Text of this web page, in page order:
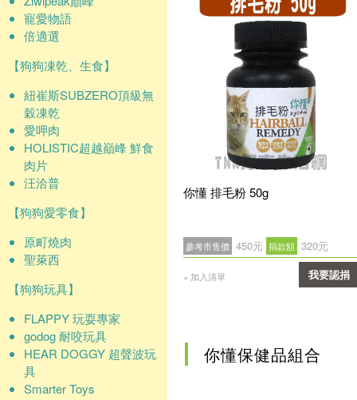
寵愛物語
倍適選
【狗狗凍乾、生食】
紐崔斯SUBZERO頂級無
穀凍乾
愛呷肉
HOLISTIC超越巔峰 鮮食
肉片
汪洽普
【狗狗愛零食】
原町燒肉
聖萊西
【狗狗玩具】
FLAPPY 玩耍專家
godog 耐咬玩具
HEAR DOGGY 超聲波玩
具
Smarter Toys
你懂 排毛粉 50g
參考市售價 450元 捐款額 320元
+ 加入清單 我要認捐
你懂保健品組合